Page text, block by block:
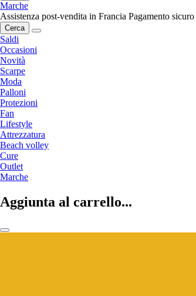
Marche
Assistenza post-vendita in Francia Pagamento sicuro
Cerca
Saldi
Occasioni
Novità
Scarpe
Moda
Palloni
Protezioni
Fan
Lifestyle
Attrezzatura
Beach volley
Cure
Outlet
Marche
Aggiunta al carrello...